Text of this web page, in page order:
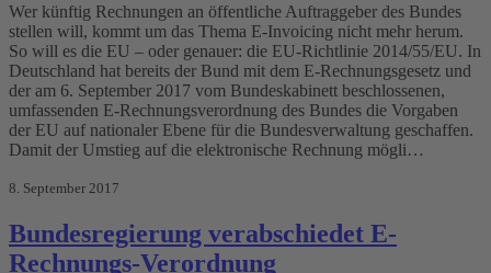
Wer künftig Rechnungen an öffentliche Auftraggeber des Bundes
stellen will, kommt um das Thema E-Invoicing nicht mehr herum.
So will es die EU – oder genauer: die EU-Richtlinie 2014/55/EU. In
Deutschland hat bereits der Bund mit dem E-Rechnungsgesetz und
der am 6. September 2017 vom Bundeskabinett beschlossenen,
umfassenden E-Rechnungsverordnung des Bundes die Vorgaben
der EU auf nationaler Ebene für die Bundesverwaltung geschaffen.
Damit der Umstieg auf die elektronische Rechnung mögli…
8. September 2017
Bundesregierung verabschiedet E-
Rechnungs-Verordnung